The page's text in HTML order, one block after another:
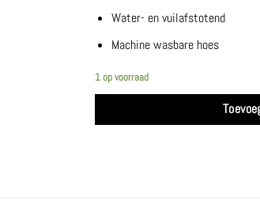
Water- en vuilafstotend
Machine wasbare hoes
1 op voorraad